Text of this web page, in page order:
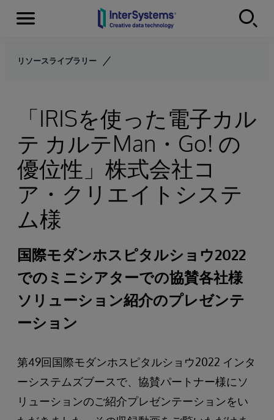
Skip to content
Menu
リソースライブラリー
「IRISを使った電子カル
テ カルテMan・Go! の
優位性」株式会社コ
ア・クリエイトシステ
ム様
国際モダンホスピタルショウ2022
でのミニシアターでの協賛各社様
ソリューション紹介のプレゼンテ
ーション
第49回国際モダンホスピタルショウ2022 インタ
ーシステムズブースで、協賛パートナー様にソ
リューションのご紹介プレゼンテーションをい